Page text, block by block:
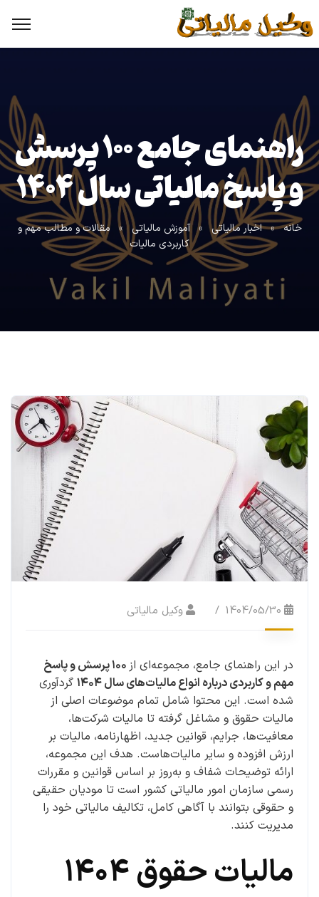
راهنمای جامع ۱۰۰ پرسش
و پاسخ مالیاتی سال ۱۴۰۴
خانه » اخبار مالیاتی » آموزش مالیاتی » مقالات و مطالب مهم و
کاربردی مالیات
1404/05/30 وکیل مالیاتی
در این راهنمای جامع، مجموعه‌ای از
۱۰۰ پرسش و پاسخ
مهم و کاربردی درباره انواع مالیات‌های سال ۱۴۰۴
گردآوری
شده است. این محتوا شامل تمام موضوعات اصلی از
مالیات حقوق و مشاغل گرفته تا مالیات شرکت‌ها،
معافیت‌ها، جرایم، قوانین جدید، اظهارنامه، مالیات بر
ارزش افزوده و سایر مالیات‌هاست. هدف این مجموعه،
ارائه توضیحات شفاف و به‌روز بر اساس قوانین و مقررات
رسمی سازمان امور مالیاتی کشور است تا مودیان حقیقی
و حقوقی بتوانند با آگاهی کامل، تکالیف مالیاتی خود را
مدیریت کنند.
مالیات حقوق ۱۴۰۴